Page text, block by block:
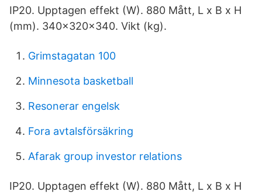
IP20. Upptagen effekt (W). 880 Mått, L x B x H
(mm). 340x320x340. Vikt (kg).
Grimstagatan 100
Minnesota basketball
Resonerar engelsk
Fora avtalsförsäkring
Afarak group investor relations
IP20. Upptagen effekt (W). 880 Mått, L x B x H